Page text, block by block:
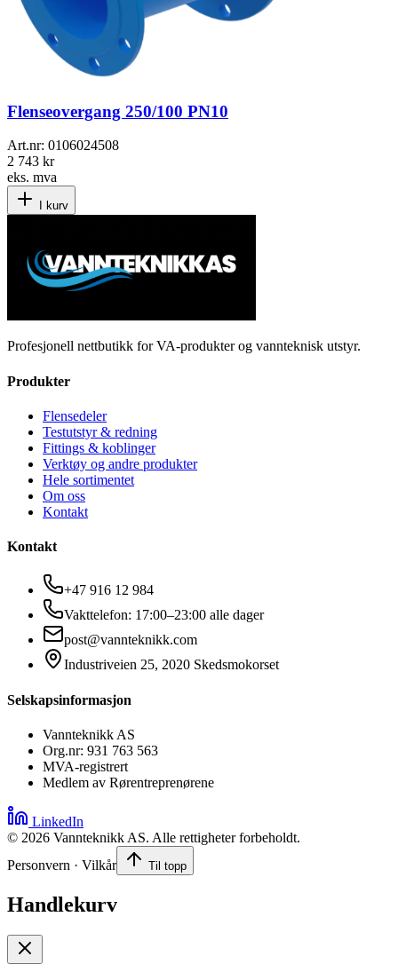
Flenseovergang 250/100 PN10
Art.nr: 0106024508
2 743 kr
eks. mva
I kurv
Profesjonell nettbutikk for VA-produkter og vannteknisk utstyr.
Produkter
Flensedeler
Testutstyr & redning
Fittings & koblinger
Verktøy og andre produkter
Hele sortimentet
Om oss
Kontakt
Kontakt
+47 916 12 984
Vakttelefon: 17:00–23:00 alle dager
post@vannteknikk.com
Industriveien 25, 2020 Skedsmokorset
Selskapsinformasjon
Vannteknikk AS
Org.nr: 931 763 563
MVA-registrert
Medlem av Rørentreprenørene
LinkedIn
© 2026 Vannteknikk AS. Alle rettigheter forbeholdt.
Personvern · Vilkår
Til topp
Handlekurv